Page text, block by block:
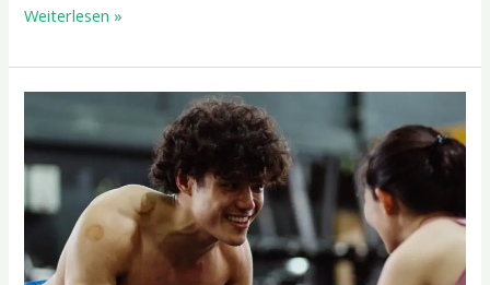
Weiterlesen »
Risikosport
Handball:
So
Sportverletzungen
vermieden